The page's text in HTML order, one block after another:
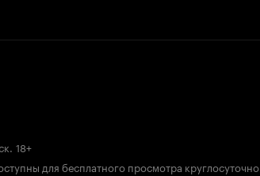
. 18+
для бесплатного просмотра круглосуточно